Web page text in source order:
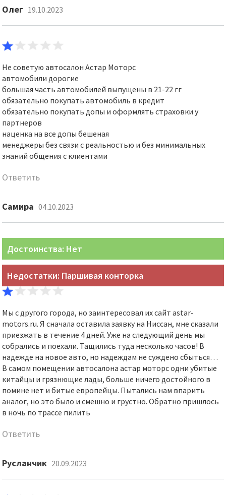
Олег 19.10.2023
Не советую автосалон Астар Моторс
автомобили дорогие
большая часть автомобилей выпущены в 21-22 гг
обязательно покупать автомобиль в кредит
обязательно покупать допы и оформлять страховки у
партнеров
наценка на все допы бешеная
менеджеры без связи с реальностью и без минимальных
знаний общения с клиентами
Ответить
Самира 04.10.2023
Достоинства: Нет
Недостатки: Паршивая конторка
Мы с другого города, но заинтересовал их сайт astar-
motors.ru. Я сначала оставила заявку на Ниссан, мне сказали
приезжать в течение 4 дней. Уже на следующий день мы
собрались и поехали. Тащились туда несколько часов! В
надежде на новое авто, но надеждам не суждено сбыться…
В самом помещении автосалона астар моторс одни убитые
китайцы и грязнющие лады, больше ничего достойного в
помине нет и битые европейцы. Пытались нам впарить
аналог, но это было и смешно и грустно. Обратно пришлось
в ночь по трассе пилить
Ответить
Русланчик 20.09.2023